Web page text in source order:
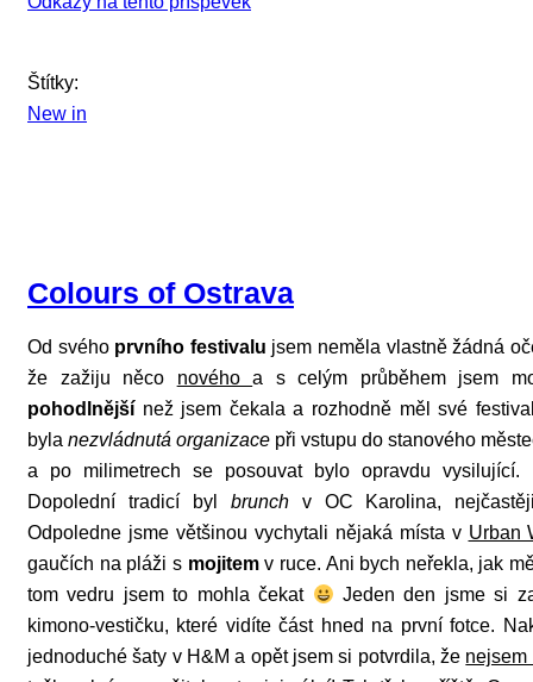
Štítky:
New in
Colours of Ostrava
Od svého prvního festivalu jsem neměla vlastně žádná
že zažiju něco novéhoa s celým průběhem jsem
pohodlnější než jsem čekala a rozhodně měl své
byla nezvládnutá organizace při vstupu do stanového
a po milimetrech se posouvat bylo opravdu vysilující.
Dopolední tradicí byl brunch v OC Karolina,
Odpoledne jsme většinou vychytali nějaká místa v Urban
gaučích na pláži s mojitemv ruce. Ani bych neřekla, jak
tom vedru jsem to mohla čekat
Jeden den jsme si
kimono-vestičku, které vidíte část hned na první fotce.
jednoduché šaty v H&M a opět jsem si potvrdila, že nejsem